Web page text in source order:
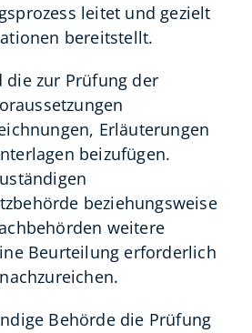
leitet und gezielt
bereitstellt.
die zur Prüfung der
Erläuterungen
beizufügen.
beziehungsweise
weitere
Beurteilung erforderlich
Behörde die Prüfung